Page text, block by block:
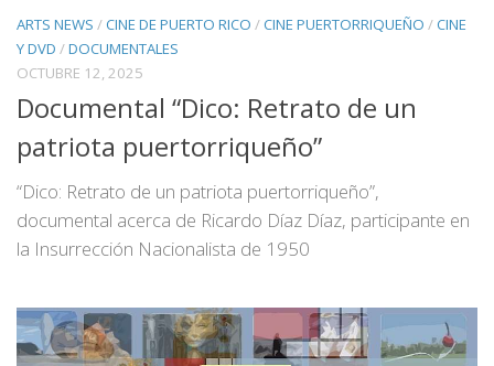
ARTS NEWS /CINE DE PUERTO RICO /CINE PUERTORRIQUEÑO /CINE
Y DVD /DOCUMENTALES
OCTUBRE 12, 2025
Documental “Dico: Retrato de un
patriota puertorriqueño”
“Dico: Retrato de un patriota puertorriqueño”,
documental acerca de Ricardo Díaz Díaz, participante en
la Insurrección Nacionalista de 1950